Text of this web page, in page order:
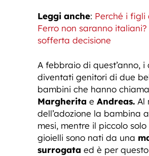
Leggi anche: Perché i figli
Ferro non saranno italiani?
sofferta decisione
A febbraio di quest’anno, i
diventati genitori di due
bambini che hanno
Margherita e Andreas. Al
dell’adozione la bambina
mesi, mentre il piccolo
gioielli sono nati da una
surrogata ed è per